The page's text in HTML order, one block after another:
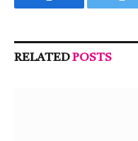
Facebook
RELATEDPOSTS